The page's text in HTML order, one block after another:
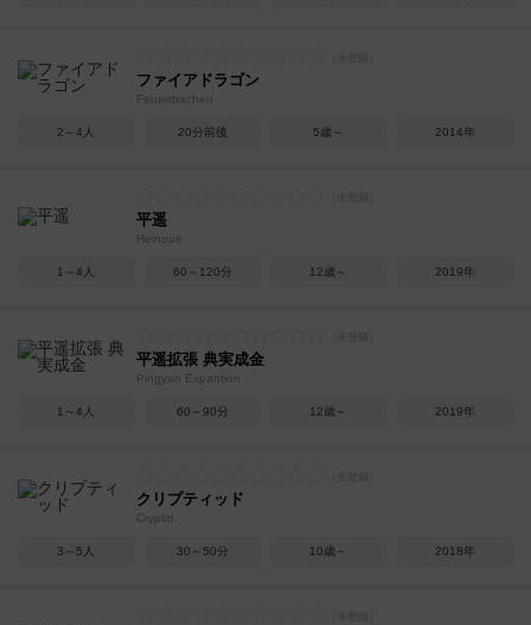
ファイアドラゴン
Feuerdrachen
2～4人 20分前後 5歳～ 2014年
平遥
Heinous
1～4人 60～120分 12歳～ 2019年
平遥拡張 典実成金
Pingyao Expantion
1～4人 60～90分 12歳～ 2019年
クリプティッド
Cryptid
3～5人 30～50分 10歳～ 2018年